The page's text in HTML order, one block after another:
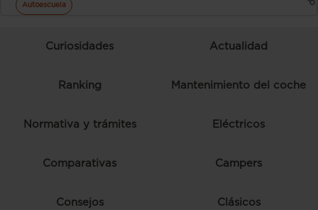
Autoescuela
Curiosidades Actualidad
Ranking Mantenimiento del coche
Normativa y trámites Eléctricos
Comparativas Campers
Consejos Clásicos